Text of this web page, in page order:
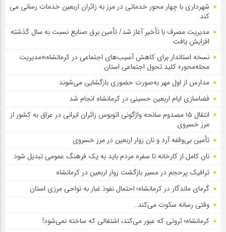
شهرداری با چهار محور خدماتی در مرز به زائران اربعین خدمات رسانی می
کند
مدیریت مصرف با تأخیر آغاز شد/ تأمین برق صنایع نسبت به سال گذشته
افزایش یافت
نسخه استاندار برای کاهش آسیب‌های اجتماعی در کرمانشاه؛«مدیریت
محله‌محور» کلید تحول اجتماعی استان
مدارس از اول مهر به‌صورت حضوری بازگشایی می‌شوند
فضاسازی ایام اربعین حسینی در کرمانشاه انجام شد
انتقال ۱۵ مصدوم سانحه واژگونی اتوبوس زائران ایرانی در عراق به کشور از
مرز خسروی
تأمین بی‌وقفه آرد و نان زوار اربعین در مرز خسروی
نان کامل از کارخانه تا سفره مردم باید به یک فرهنگ عمومی تبدیل شود
ترافیک پرحجم در مسیر بازگشت زوار اربعین در کرمانشاه
گرمای ماندگار در کرمانشاه؛ احتمال نفوذ غبار به نواحی مرزی استان
وقتی رسانه سکوت می‌کند…
کرمانشاه؛ ثروتی که عبور می‌کند، اشتغالی که ساخته نمی‌شود!